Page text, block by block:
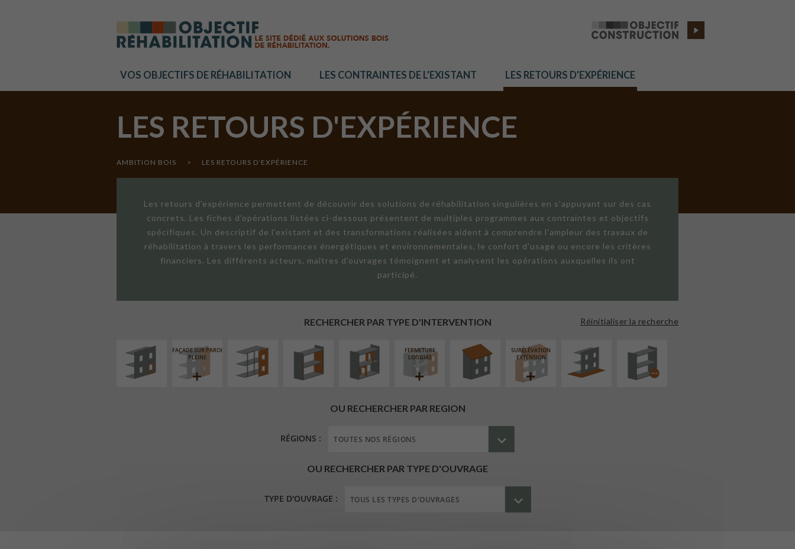
VOS OBJECTIFS DE RÉHABILITATION LES CONTRAINTES DE L’EXISTANT LES RETOURS D’EXPÉRIENCE
LES RETOURS D'EXPÉRIENCE
AMBITION BOIS > LES RETOURS D’EXPÉRIENCE
Les retours d'expérience permettent de découvrir des solutions de réhabilitation singulières en s'appuyant sur des cas
concrets. Les fiches d'opérations listées ci-dessous présentent de multiples programmes aux contraintes et objectifs
spécifiques. Un descriptif de l'existant et des transformations réalisées aident à comprendre l'ampleur des travaux de
réhabilitation à travers les performances énergétiques et environnementales, le confort d'usage ou encore les critères
financiers. Les différents acteurs, maîtres d'ouvrages témoignent et analysent les opérations auxquelles ils ont
participé.
RECHERCHER PAR TYPE D'INTERVENTION Réinitialiser la recherche
ISOLATION
FAÇADE SUR PAROI
PLEINE
INTÉRIEURE
FERMETURE
LOGGIAS
SURÉLÉVATION
EXTENSION
OU RECHERCHER PAR REGION
RÉGIONS :
OU RECHERCHER PAR TYPE D'OUVRAGE
TYPE D'OUVRAGE :